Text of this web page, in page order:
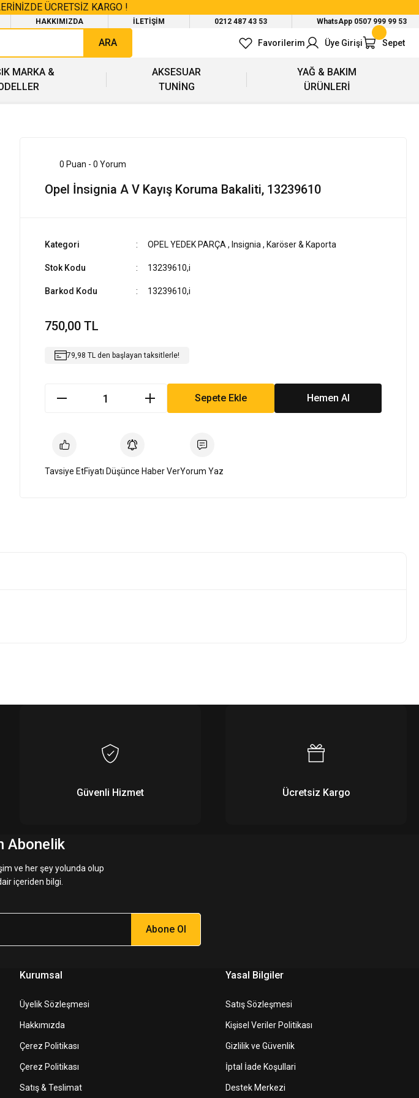
ÜCRETSİZ KARGO !
HAKKIMIZDA İLETİŞİM 0212 487 43 53 WhatsApp 0507 999 99 53
ARA Favorilerim Üye Girişi Sepet
MARKA &
AKSESUAR
TUNİNG
YAĞ & BAKIM
ÜRÜNLERİ
0 Puan - 0 Yorum
Opel İnsignia A V Kayış Koruma Bakaliti, 13239610
Kategori OPEL YEDEK PARÇA , Insignia , Karöser & Kaporta
Stok Kodu 13239610,i
Barkod Kodu 13239610,i
750,00 TL
79,98 TL den başlayan taksitlerle!
Sepete Ekle Hemen Al
Tavsiye EtFiyatı Düşünce Haber VerYorum Yaz
Güvenli Hizmet Ücretsiz Kargo
Abonelik
ve her şey yolunda olup
içeriden bilgi.
Abone Ol
Kurumsal
Üyelik Sözleşmesi
Hakkımızda
Çerez Politikası
Çerez Politikası
Satış & Teslimat
Yasal Bilgiler
Satış Sözleşmesi
Kişisel Veriler Politikası
Gizlilik ve Güvenlik
İptal İade Koşullari
Destek Merkezi